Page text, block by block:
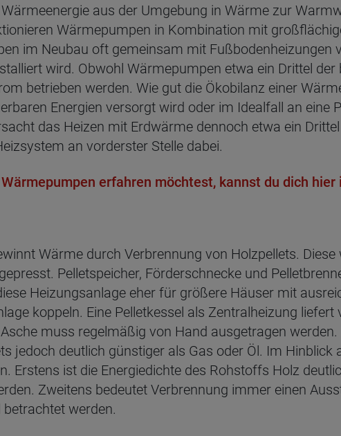
aus der Umgebung in Wärme zur
Wärmepumpen in Kombination mit
im Neubau oft gemeinsam mit Fußbodenheizungen
wird. Obwohl Wärmepumpen etwa ein Drittel
betrieben werden. Wie gut die Ökobilanz einer
Energien versorgt wird oder im Idealfall an eine
das Heizen mit Erdwärme dennoch etwa ein
an vorderster Stelle dabei.
erfahren möchtest, kannst du dich
Wärme durch Verbrennung von Holzpellets.
Pelletspeicher, Förderschnecke und
Heizungsanlage eher für größere Häuser mit
koppeln. Eine Pelletkessel als Zentralheizung
muss regelmäßig von Hand ausgetragen
jedoch deutlich günstiger als Gas oder Öl. Im
Erstens ist die Energiedichte des Rohstoffs Holz
Zweitens bedeutet Verbrennung immer einen
betrachtet werden.